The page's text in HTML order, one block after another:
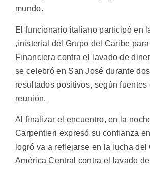
mundo.
El funcionario italiano participó en
,inisterial del Grupo del Caribe
Financiera contra el lavado de
se celebró en San José durante
resultados positivos, según fuentes
reunión.
Al finalizar el encuentro, en la
Carpentieri expresó su confianza
logró va a reflejarse en la lucha del
América Central contra el lavado